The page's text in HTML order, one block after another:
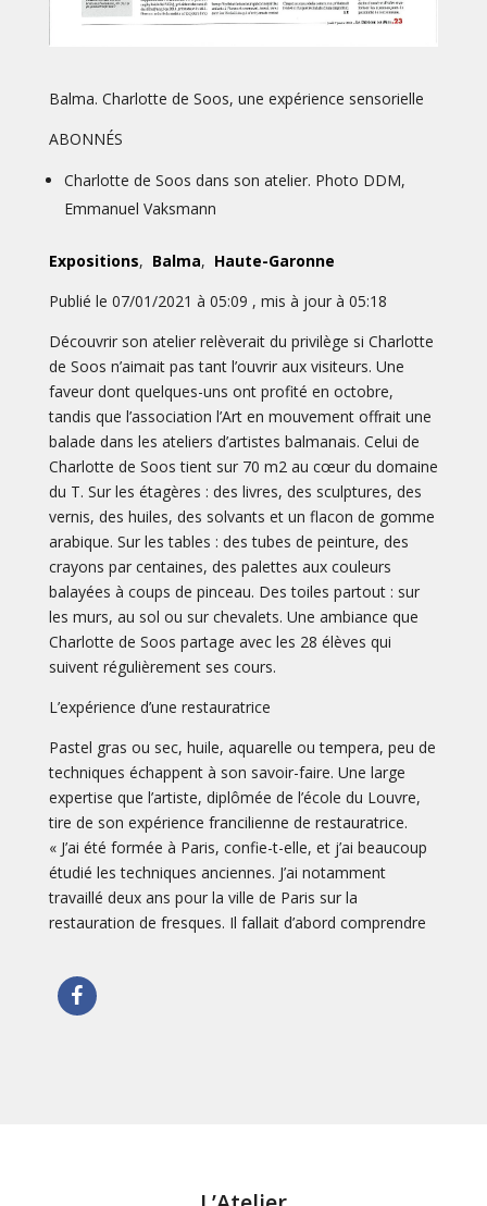
Balma. Charlotte de Soos, une expérience sensorielle
ABONNÉS
Charlotte de Soos dans son atelier. Photo DDM,
Emmanuel Vaksmann
Expositions, Balma, Haute-Garonne
Publié le 07/01/2021 à 05:09 , mis à jour à 05:18
Découvrir son atelier relèverait du privilège si Charlotte
de Soos n’aimait pas tant l’ouvrir aux visiteurs. Une
faveur dont quelques-uns ont profité en octobre,
tandis que l’association l’Art en mouvement offrait une
balade dans les ateliers d’artistes balmanais. Celui de
Charlotte de Soos tient sur 70 m2 au cœur du domaine
du T. Sur les étagères : des livres, des sculptures, des
vernis, des huiles, des solvants et un flacon de gomme
arabique. Sur les tables : des tubes de peinture, des
crayons par centaines, des palettes aux couleurs
balayées à coups de pinceau. Des toiles partout : sur
les murs, au sol ou sur chevalets. Une ambiance que
Charlotte de Soos partage avec les 28 élèves qui
suivent régulièrement ses cours.
L’expérience d’une restauratrice
Pastel gras ou sec, huile, aquarelle ou tempera, peu de
techniques échappent à son savoir-faire. Une large
expertise que l’artiste, diplômée de l’école du Louvre,
tire de son expérience francilienne de restauratrice.
« J’ai été formée à Paris, confie-t-elle, et j’ai beaucoup
étudié les techniques anciennes. J’ai notamment
travaillé deux ans pour la ville de Paris sur la
restauration de fresques. Il fallait d’abord comprendre